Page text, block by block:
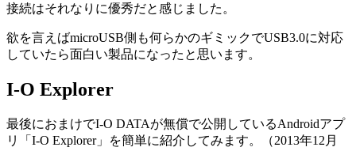
接続はそれなりに優秀だと感じました。
欲を言えばmicroUSB側も何らかのギミックでUSB3.0に対応
していたら面白い製品になったと思います。
I-O Explorer
最後におまけでI-O DATAが無償で公開しているAndroidアプ
リ「I-O Explorer」を簡単に紹介してみます。（2013年12月